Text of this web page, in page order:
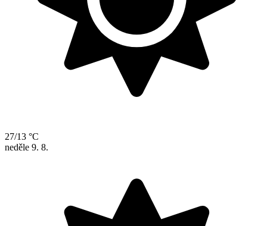
27/13 °C
neděle 9. 8.